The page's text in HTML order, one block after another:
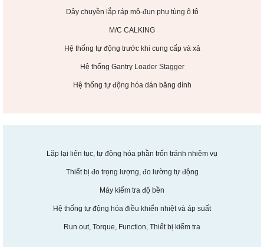
Dây chuyền lắp ráp mô-đun phụ tùng ô tô
M/C CALKING
Hệ thống tự động trước khi cung cấp và xả
Hệ thống Gantry Loader Stagger
Hệ thống tự động hóa dán băng dính
Lặp lại liên tục, tự động hóa phần trốn tránh nhiệm vụ
Thiết bị đo trọng lượng, đo lường tự động
Máy kiểm tra độ bền
Hệ thống tự động hóa điều khiển nhiệt và áp suất
Run out, Torque, Function, Thiết bị kiểm tra